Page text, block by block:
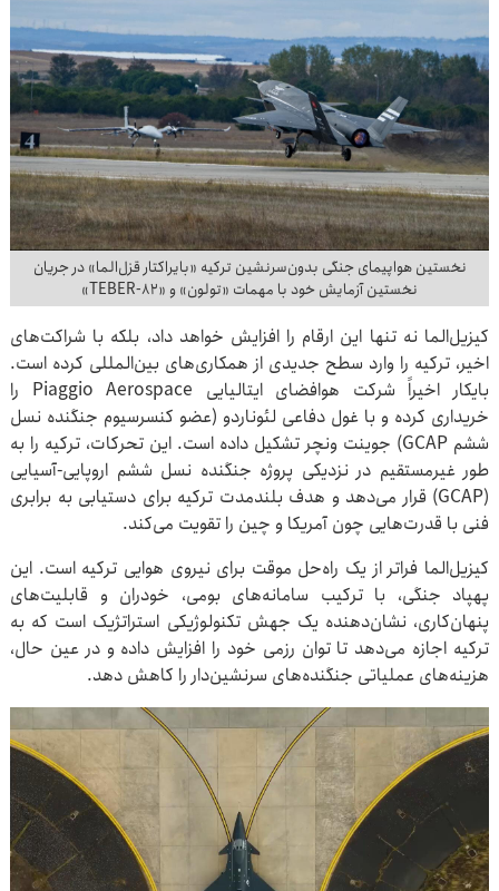
نخستین هواپیمای جنگی بدون‌سرنشین ترکیه «بایراکتار قزل‌الما» در جریان
نخستین آزمایش خود با مهمات «تولون» و «TEBER-۸۲»
کیزیل‌الما نه تنها این ارقام را افزایش خواهد داد، بلکه با شراکت‌های
اخیر، ترکیه را وارد سطح جدیدی از همکاری‌های بین‌المللی کرده است.
بایکار اخیراً شرکت هوافضای ایتالیایی Piaggio Aerospace را
خریداری کرده و با غول دفاعی لئوناردو (عضو کنسرسیوم جنگنده نسل
ششم GCAP) جوینت ونچر تشکیل داده است. این تحرکات، ترکیه را به
طور غیرمستقیم در نزدیکی پروژه جنگنده نسل ششم اروپایی-آسیایی
(GCAP) قرار می‌دهد و هدف بلندمدت ترکیه برای دستیابی به برابری
فنی با قدرت‌هایی چون آمریکا و چین را تقویت می‌کند.
کیزیل‌الما فراتر از یک راه‌حل موقت برای نیروی هوایی ترکیه است. این
پهپاد جنگی، با ترکیب سامانه‌های بومی، خودران و قابلیت‌های
پنهان‌کاری، نشان‌دهنده یک جهش تکنولوژیکی استراتژیک است که به
ترکیه اجازه می‌دهد تا توان رزمی خود را افزایش داده و در عین حال،
هزینه‌های عملیاتی جنگنده‌های سرنشین‌دار را کاهش دهد.